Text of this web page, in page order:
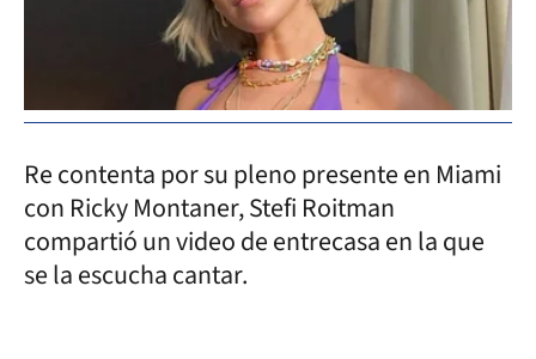
Re contenta por su pleno presente en Miami
con Ricky Montaner, Stefi Roitman
compartió un video de entrecasa en la que
se la escucha cantar.